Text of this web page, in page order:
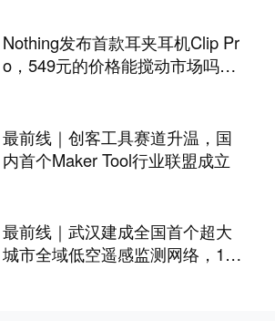
Nothing发布首款耳夹耳机Clip Pr
o，549元的价格能搅动市场吗？
最前线｜创客工具赛道升温，国
内首个Maker Tool行业联盟成立
最前线｜武汉建成全国首个超大
城市全域低空遥感监测网络，146